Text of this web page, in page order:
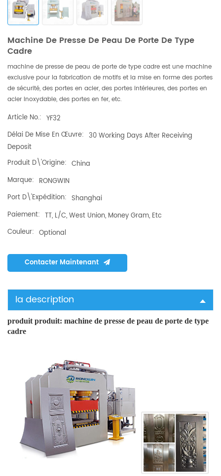
Machine De Presse De Peau De Porte De Type
Cadre
machine de presse de peau de porte de type cadre est une machine
exclusive pour la fabrication de motifs et la mise en forme des portes
de sécurité, des portes en acier, des portes intérieures, des portes en
acier inoxydable, des portes en fer, etc.
Article No.: YF32
Délai De Mise En Œuvre: 30 Working Days After Receiving
Deposit
Produit D\'origine: China
Marque: RONGWIN
Port D\'expédition: Shanghai
Paiement: TT, L/C, West Union, Money Gram, Etc
Couleur: Optional
Contacter Maintenant
la description
produit produit: machine de presse de peau de porte de type
cadre